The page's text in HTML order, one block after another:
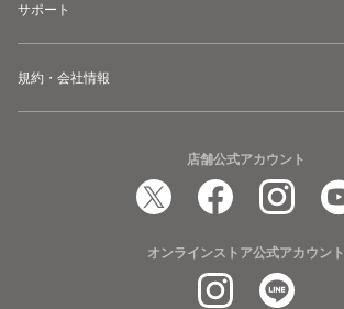
サポート
規約・会社情報
店舗公式アカウント
オンラインストア公式アカウント